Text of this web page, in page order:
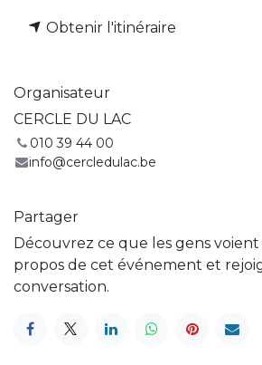
Obtenir l'itinéraire
Organisateur
CERCLE DU LAC
010 39 44 00
info@cercledulac.be
Partager
Découvrez ce que les gens
propos de cet événement et
conversation.